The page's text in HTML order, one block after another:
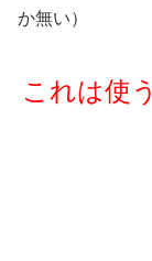
か無い）
これは使